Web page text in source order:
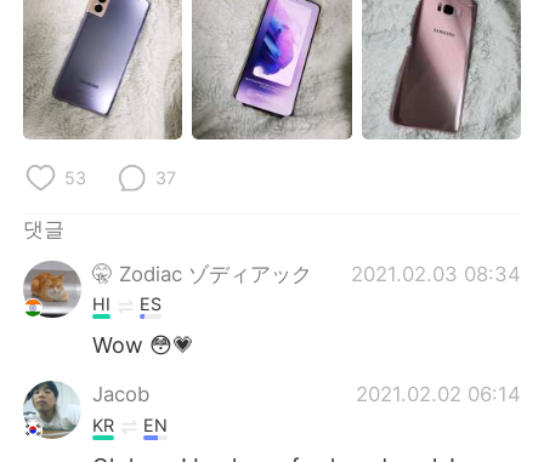
Deutsch 日本語
Русский ไทย
Indonesia Italiano
Português
53 37
댓글
🤫 Zodiac ゾディアック
2021.02.03 08:34
HI ES
Wow 😳💗
Jacob 2021.02.02 06:14
KR EN